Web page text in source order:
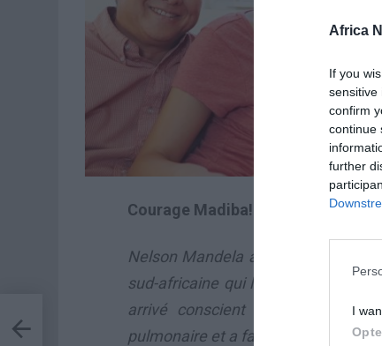
Africa
If you
sensitive
confirm
continue
further
I
Courage Madiba!
Nelson Mandela a de nouveau été
sud-africaine qui l’a annoncé,
arrivé conscient à l’hôpital. Âgé
pulmonaire et a fait une rechute.